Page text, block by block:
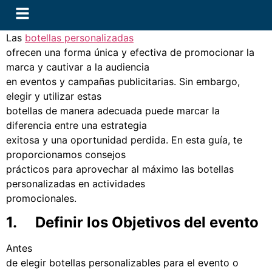
Las botellas personalizadas
ofrecen una forma única y efectiva de promocionar la
marca y cautivar a la audiencia
en eventos y campañas publicitarias. Sin embargo,
elegir y utilizar estas
botellas de manera adecuada puede marcar la
diferencia entre una estrategia
exitosa y una oportunidad perdida. En esta guía, te
proporcionamos consejos
prácticos para aprovechar al máximo las botellas
personalizadas en actividades
promocionales.
1. Definir los Objetivos del evento
Antes
de elegir botellas personalizables para el evento o